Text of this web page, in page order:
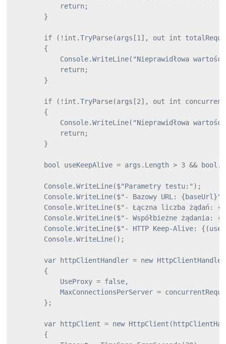
            return;
        }
if (!int.TryParse(args[1], out int
        {
Console.WriteLine("Nieprawidłowa
            return;
        }
if (!int.TryParse(args[2], out int
        {
Console.WriteLine("Nieprawidłowa
            return;
        }
bool useKeepAlive = args.Length > 3 &&
        Console.WriteLine($"Parametry testu:");
Console.WriteLine($"- Bazowy URL:
Console.WriteLine($"- Łączna liczba żądań:
Console.WriteLine($"- Współbieżne żądania:
Console.WriteLine($"- HTTP Keep-Alive:
        Console.WriteLine();
        var httpClientHandler = new HttpClientHandler
        {
            UseProxy = false,
MaxConnectionsPerServer =
        };
var httpClient = new
        {